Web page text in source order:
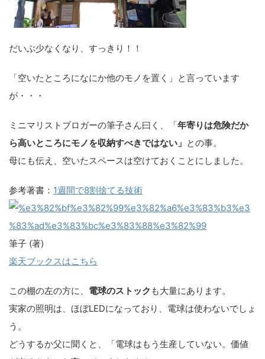
だいぶ少なくなり、すっきり！！
「空いたところになにか他のモノを置く」と言っています
が・・・
ミニマリストブロガーの筆子さん曰く、「年寄りは危険だか
ら高いところにモノを収納すべきではない」 との事。
母にも伝え、空いたスペースは空けておくことにしました。
参考著書： 1週間で8割捨てる技術
筆子 (著)
楽天ブックスはこちら
この棚の左の方に、 電球のストック も大量にあります。
実家の照明は、ほぼLEDになっており、電球は使わないでしょ
う。
どうするか父に聞くと、「電球はもう生産していない。価値